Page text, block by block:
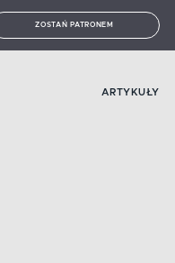
ZOSTAŃ PATRONEM
ARTYKUŁY